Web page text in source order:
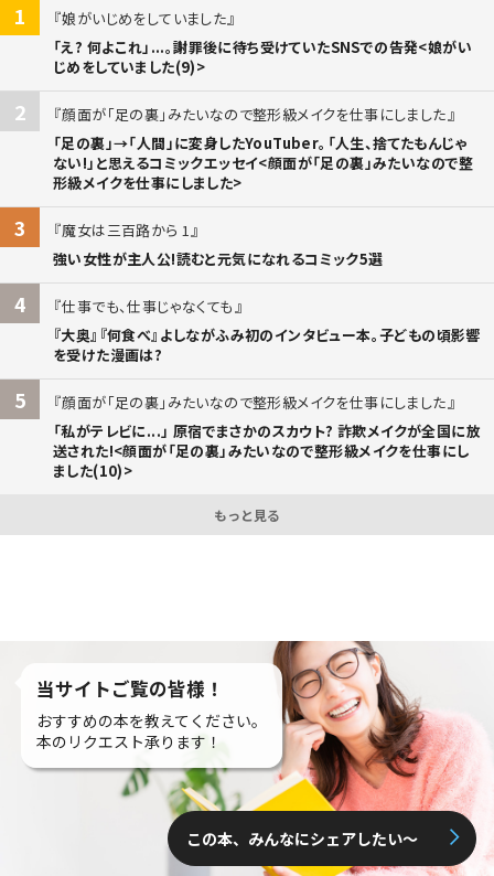
1
娘がいじめをしていました
「え? 何よこれ」...。謝罪後に待ち受けていたSNSでの告発<娘がい
じめをしていました(9)>
2
顔面が「足の裏」みたいなので整形級メイクを仕事にしました
「足の裏」→「人間」に変身したYouTuber。「人生、捨てたもんじゃ
ない!」と思えるコミックエッセイ<顔面が「足の裏」みたいなので整
形級メイクを仕事にしました>
3
魔女は三百路から 1
強い女性が主人公!読むと元気になれるコミック5選
4
仕事でも、仕事じゃなくても
『大奥』『何食べ』よしながふみ初のインタビュー本。子どもの頃影響
を受けた漫画は?
5
顔面が「足の裏」みたいなので整形級メイクを仕事にしました
「私がテレビに...」 原宿でまさかのスカウト? 詐欺メイクが全国に放
送された!<顔面が「足の裏」みたいなので整形級メイクを仕事にし
ました(10)>
もっと見る
当サイトご覧の皆様！
おすすめの本を教えてください。
本のリクエスト承ります！
この本、みんなにシェアしたい〜